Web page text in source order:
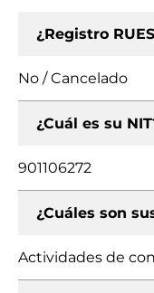
¿Registro
No / Cancelado
¿Cuál es su
901106272
¿Cuáles son
Actividades de